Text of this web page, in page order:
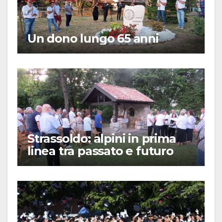
Un dono lungo 65 anni
Strassoldo: alpini in prima
linea tra passato e futuro